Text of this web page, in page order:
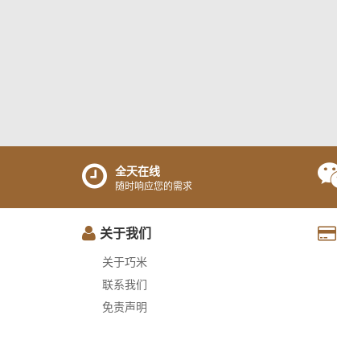
全天在线
随时响应您的需求
关于我们
关于巧米
联系我们
免责声明